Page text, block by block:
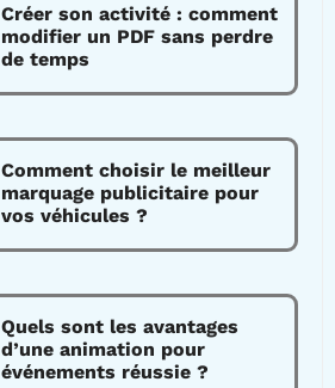
Créer son activité : comment
modifier un PDF sans perdre
de temps
Comment choisir le meilleur
marquage publicitaire pour
vos véhicules ?
Quels sont les avantages
d’une animation pour
événements réussie ?